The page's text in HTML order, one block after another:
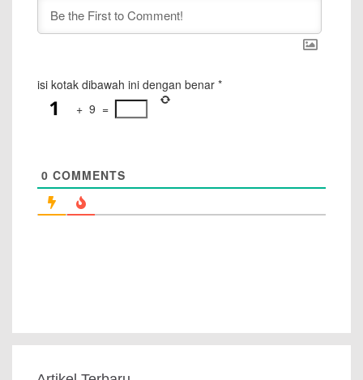
isi kotak dibawah ini dengan benar *
+ 9 =
0 COMMENTS